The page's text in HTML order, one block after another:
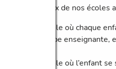
L’état des lieux de nos écoles
Une école où chaque
et l’équipe
Une école où l’enfant